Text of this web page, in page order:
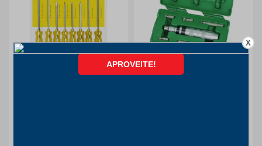
Jogo de Chaves de Fenda
COM O MELHOR PREÇO
Jogo de Bits Chaves Fenda
X